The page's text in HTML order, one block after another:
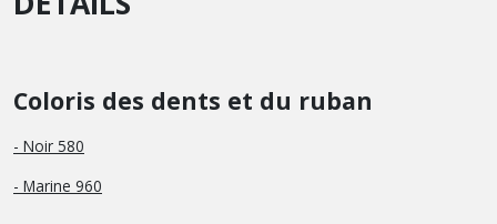
Coloris des dents et du ruban
- Noir 580
- Marine 960